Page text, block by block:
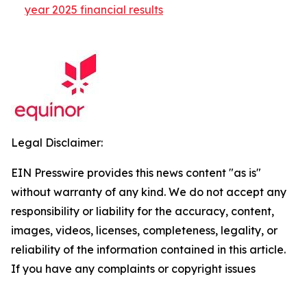
year 2025 financial results
Legal Disclaimer:
EIN Presswire provides this news content "as is"
without warranty of any kind. We do not accept any
responsibility or liability for the accuracy, content,
images, videos, licenses, completeness, legality, or
reliability of the information contained in this article.
If you have any complaints or copyright issues